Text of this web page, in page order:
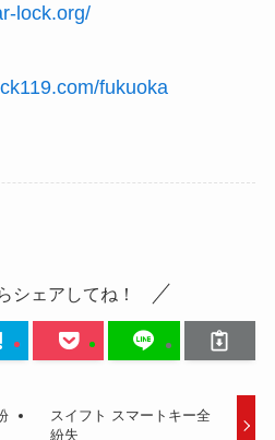
lock.org/
fukuoka
シェアしてね！
スイフト スマートキー全
紛失